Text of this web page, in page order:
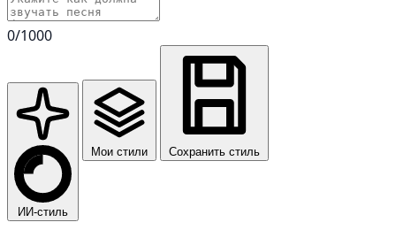
0/1000
ИИ-стиль
Мои стили Сохранить стиль